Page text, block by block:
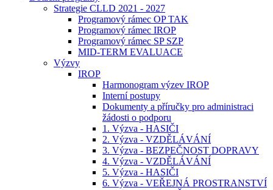
Strategie CLLD 2021 - 2027
Programový rámec OP TAK
Programový rámec IROP
Programový rámec SP SZP
MID-TERM EVALUACE
Výzvy
IROP
Harmonogram výzev IROP
Interní postupy
Dokumenty a příručky pro administraci
žádosti o podporu
1. Výzva - HASIČI
2. Výzva - VZDĚLÁVÁNÍ
3. Výzva - BEZPEČNOST DOPRAVY
4. Výzva - VZDĚLÁVÁNÍ
5. Výzva - HASIČI
6. Výzva - VEŘEJNÁ PROSTRANSTVÍ